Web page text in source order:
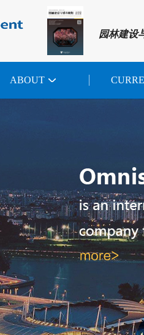
园林建设
ABOUT